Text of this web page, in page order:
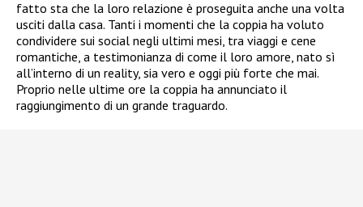
fatto sta che la loro relazione è proseguita anche una volta
usciti dalla casa. Tanti i momenti che la coppia ha voluto
condividere sui social negli ultimi mesi, tra viaggi e cene
romantiche, a testimonianza di come il loro amore, nato sì
all’interno di un reality, sia vero e oggi più forte che mai.
Proprio nelle ultime ore la coppia ha annunciato il
raggiungimento di un grande traguardo.